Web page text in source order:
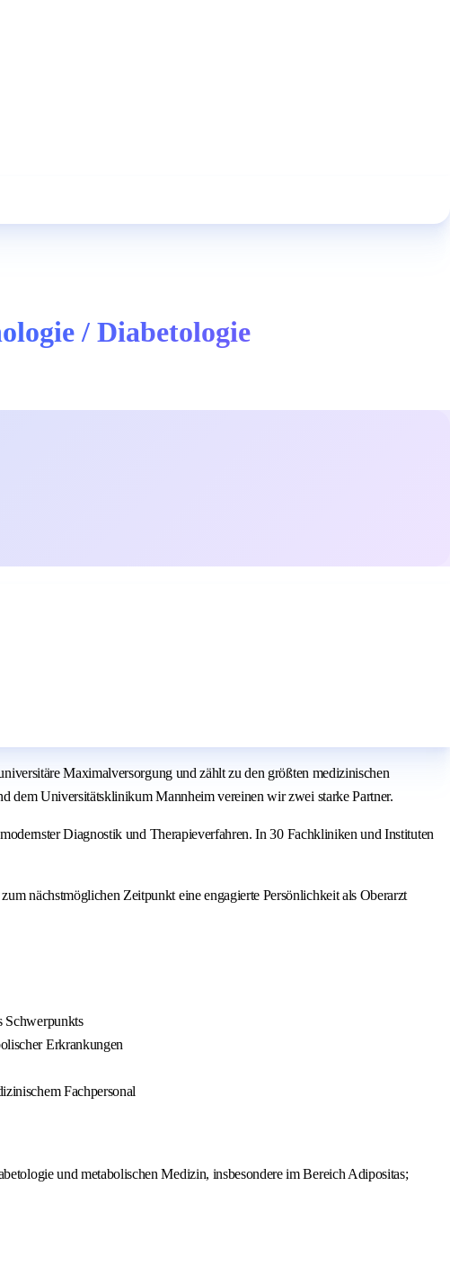
/ Diabetologie
Maximalversorgung und zählt zu den größten medizinischen
dem Universitätsklinikum Mannheim vereinen wir zwei starke Partner.
Diagnostik und Therapieverfahren. In 30 Fachkliniken und Instituten
nächstmöglichen Zeitpunkt eine engagierte Persönlichkeit als Oberarzt
Schwerpunkts
Erkrankungen
Fachpersonal
und metabolischen Medizin, insbesondere im Bereich Adipositas;